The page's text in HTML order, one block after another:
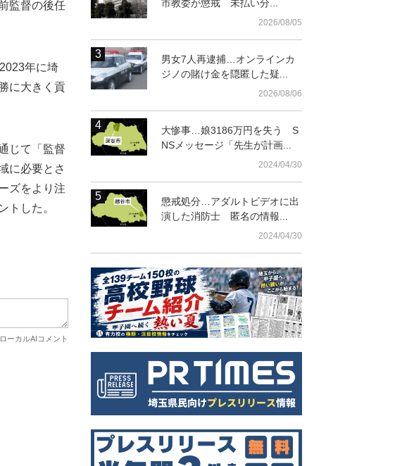
監督の後任
年に埼
に大きく貢
じて「監督
に必要とさ
ズをより注
トした。
市教委が懲戒 未払い分...
2026/08/05
男女7人再逮捕…オンラインカ
ジノの賭け金を隠匿した疑...
2026/08/06
大惨事…娘3186万円を失う S
NSメッセージ「先生が計画...
2024/04/30
懲戒処分…アダルトビデオに出
演した消防士 匿名の情報...
2024/04/30